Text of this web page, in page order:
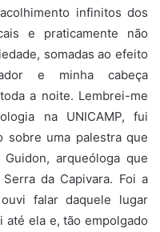
infinitos dos
e praticamente não
somadas ao efeito
e minha cabeça
a noite. Lembrei-me
na UNICAMP, fui
sobre uma palestra que
arqueóloga que
da Capivara. Foi a
falar daquele lugar
até ela e, tão empolgado